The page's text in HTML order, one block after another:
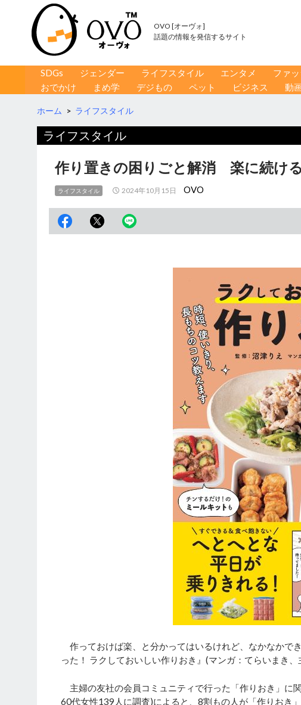
OVO [オーヴォ]
話題の情報を発信するサイト
コンテンツへ移動
SDGs ジェンダー ライフスタイル エンタメ ファ
おでかけ
まめ学 デジもの ペット ビジネス 動
ホーム > ライフスタイル
ライフスタイル
作り置きの困りごと解消 楽に続け
ライフスタイル 2024年10月15日 OVO
作っておけば楽、と分かってはいるけれど、なかなかで
った！ ラクしておいしい作りおき』(マンガ：てらいまき
主婦の友社の会員コミュニティで行った「作りおき」に
60代女性139人に調査)によると、8割もの人が「作りおき